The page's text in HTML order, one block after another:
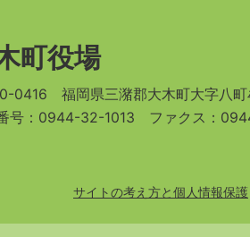
町役場
0416 福岡県三潴郡大木町大字八
号：0944-32-1013 ファクス：
サイトの考え方と個人情報保護